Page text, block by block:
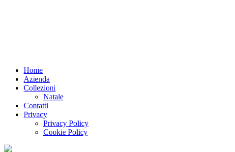
Home
Azienda
Collezioni
Natale
Contatti
Privacy
Privacy Policy
Cookie Policy